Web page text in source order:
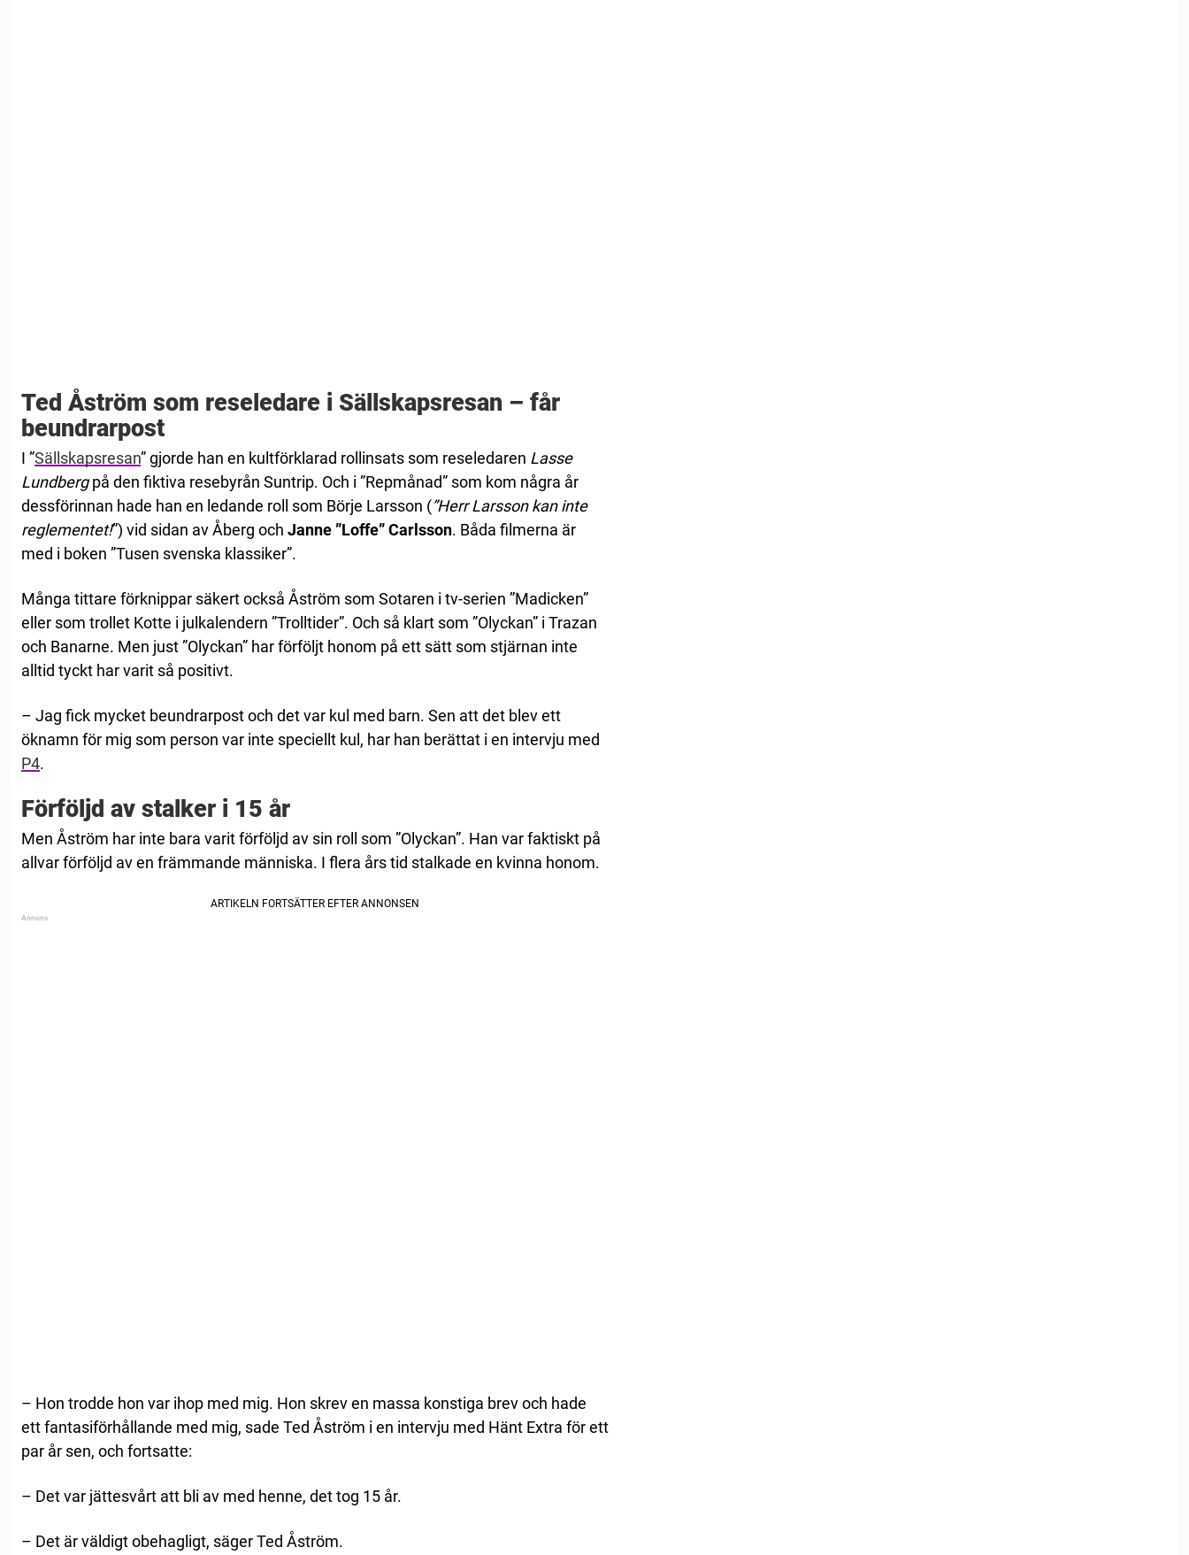
Ted Åström som reseledare i Sällskapsresan – får
beundrarpost
I ”Sällskapsresan” gjorde han en kultförklarad rollinsats som reseledaren Lasse
Lundbergpå den fiktiva resebyrån Suntrip. Och i ”Repmånad” som kom några år
dessförinnan hade han en ledande roll som Börje Larsson (”Herr Larsson kan inte
reglementet!”) vid sidan av Åberg och Janne ”Loffe” Carlsson. Båda filmerna är
med i boken ”Tusen svenska klassiker”.
Många tittare förknippar säkert också Åström som Sotaren i tv-serien ”Madicken”
eller som trollet Kotte i julkalendern ”Trolltider”. Och så klart som ”Olyckan” i Trazan
och Banarne. Men just ”Olyckan” har förföljt honom på ett sätt som stjärnan inte
alltid tyckt har varit så positivt.
– Jag fick mycket beundrarpost och det var kul med barn. Sen att det blev ett
öknamn för mig som person var inte speciellt kul, har han berättat i en intervju med
P4.
Förföljd av stalker i 15 år
Men Åström har inte bara varit förföljd av sin roll som ”Olyckan”. Han var faktiskt på
allvar förföljd av en främmande människa. I flera års tid stalkade en kvinna honom.
– Hon trodde hon var ihop med mig. Hon skrev en massa konstiga brev och hade
ett fantasiförhållande med mig, sade Ted Åström i en intervju med Hänt Extra för ett
par år sen, och fortsatte:
– Det var jättesvårt att bli av med henne, det tog 15 år.
– Det är väldigt obehagligt, säger Ted Åström.